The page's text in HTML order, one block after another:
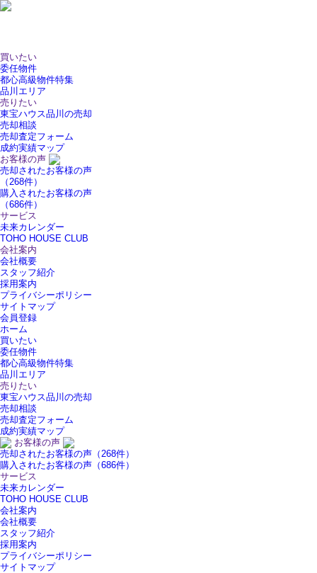
買いたい
委任物件
都心高級物件特集
品川エリア
売りたい
東宝ハウス品川の売却
売却相談
売却査定フォーム
成約実績マップ
お客様の声
売却されたお客様の声
（268件）
購入されたお客様の声
（686件）
サービス
未来カレンダー
TOHO HOUSE CLUB
会社案内
会社概要
スタッフ紹介
採用案内
プライバシーポリシー
サイトマップ
会員登録
ホーム
買いたい
委任物件
都心高級物件特集
品川エリア
売りたい
東宝ハウス品川の売却
売却相談
売却査定フォーム
成約実績マップ
お客様の声
売却されたお客様の声（268件）
購入されたお客様の声（686件）
サービス
未来カレンダー
TOHO HOUSE CLUB
会社案内
会社概要
スタッフ紹介
採用案内
プライバシーポリシー
サイトマップ